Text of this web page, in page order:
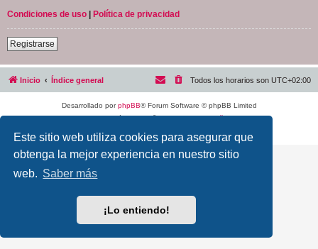
Este sitio web utiliza cookies para asegurar que
obtenga la mejor experiencia en nuestro sitio
web. Saber más
¡Lo entiendo!
Condiciones de uso | Política de privacidad
Registrarse
Inicio Índice general Todos los horarios son UTC+02:00
Desarrollado porphpBB® Forum Software © phpBB Limited
Traducción al español porphpBB España